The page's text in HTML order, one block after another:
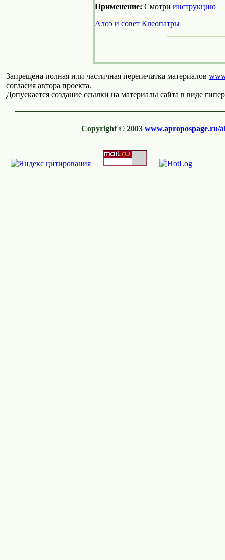
Применение: Смотри инструкцию
Алоэ и совет Клеопатры
Запрещена полная или частичная перепечатка материалов
согласия автора проекта.
Допускается создание ссылки на материалы сайта в виде
Copyright © 2003 www.apropospage.ru/